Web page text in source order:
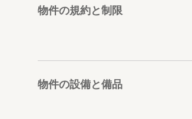
物件の規約と制限
物件の設備と備品